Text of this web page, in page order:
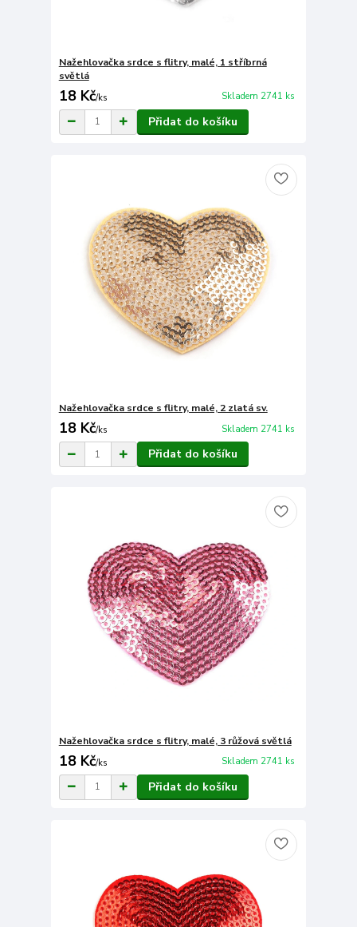
Nažehlovačka srdce s flitry, malé, 1 stříbrná
světlá
18 Kč/ks Skladem 2741 ks
Přidat do košíku
Nažehlovačka srdce s flitry, malé, 2 zlatá sv.
18 Kč/ks Skladem 2741 ks
Přidat do košíku
Nažehlovačka srdce s flitry, malé, 3 růžová světlá
18 Kč/ks Skladem 2741 ks
Přidat do košíku